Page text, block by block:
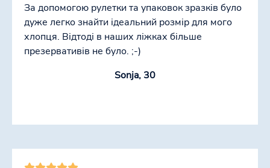
За допомогою рулетки та упаковок зразків було
дуже легко знайти ідеальний розмір для мого
хлопця. Відтоді в наших ліжках більше
презервативів не було. ;-)
Sonja, 30